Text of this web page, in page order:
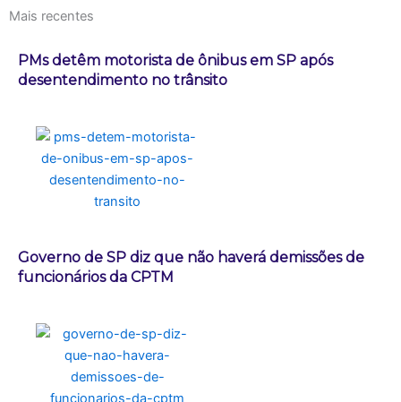
Mais recentes
PMs detêm motorista de ônibus em SP após
desentendimento no trânsito
Governo de SP diz que não haverá demissões de
funcionários da CPTM